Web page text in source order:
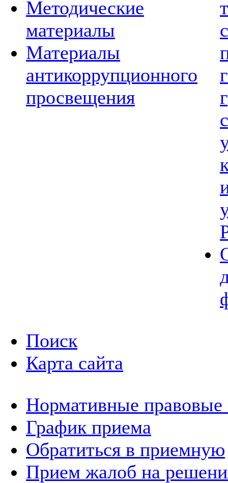
Методические
материалы
Материалы
антикоррупционного
просвещения
Поиск
Карта сайта
Нормативные правовые
График приема
Обратиться в приемную
Прием жалоб на